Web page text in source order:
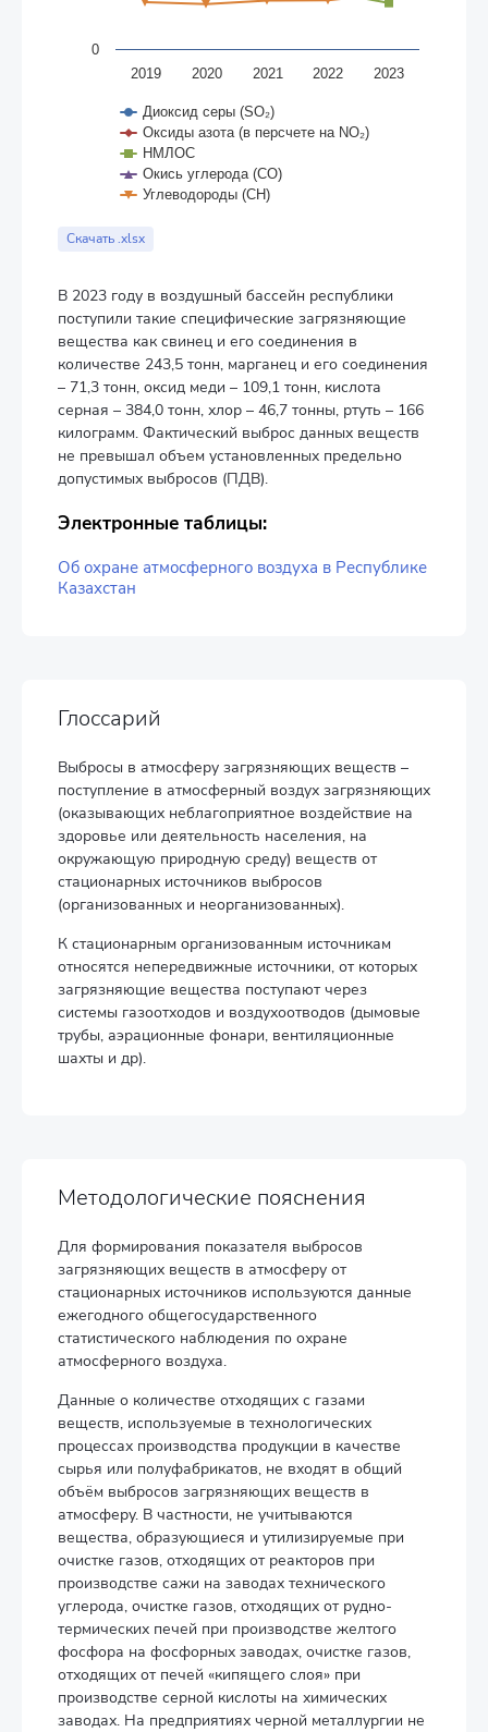
Диоксид серы (SO₂)
Оксиды азота (в персчете на NO₂)
НМЛОС
Окись углерода (CO)
Углеводороды (CH)
2019 2020 2021 2022 2023
0
End of interactive chart.
Скачать .xlsx
В 2023 году в воздушный бассейн республики
поступили такие специфические загрязняющие
вещества как свинец и его соединения в
количестве 243,5 тонн, марганец и его соединения
– 71,3 тонн, оксид меди – 109,1 тонн, кислота
серная – 384,0 тонн, хлор – 46,7 тонны, ртуть – 166
килограмм. Фактический выброс данных веществ
не превышал объем установленных предельно
допустимых выбросов (ПДВ).
Электронные таблицы:
Об охране атмосферного воздуха в Республике
Казахстан
Глоссарий
Выбросы в атмосферу загрязняющих веществ –
поступление в атмосферный воздух загрязняющих
(оказывающих неблагоприятное воздействие на
здоровье или деятельность населения, на
окружающую природную среду) веществ от
стационарных источников выбросов
(организованных и неорганизованных).
К стационарным организованным источникам
относятся непередвижные источники, от которых
загрязняющие вещества поступают через
системы газоотходов и воздухоотводов (дымовые
трубы, аэрационные фонари, вентиляционные
шахты и др).
Методологические пояснения
Для формирования показателя выбросов
загрязняющих веществ в атмосферу от
стационарных источников используются данные
ежегодного общегосударственного
статистического наблюдения по охране
атмосферного воздуха.
Данные о количестве отходящих с газами
веществ, используемые в технологических
процессах производства продукции в качестве
сырья или полуфабрикатов, не входят в общий
объём выбросов загрязняющих веществ в
атмосферу. В частности, не учитываются
вещества, образующиеся и утилизируемые при
очистке газов, отходящих от реакторов при
производстве сажи на заводах технического
углерода, очистке газов, отходящих от рудно-
термических печей при производстве желтого
фосфора на фосфорных заводах, очистке газов,
отходящих от печей «кипящего слоя» при
производстве серной кислоты на химических
заводах. На предприятиях черной металлургии не